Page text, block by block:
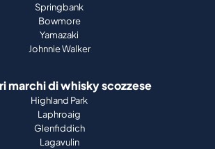
Springbank
Bowmore
Yamazaki
Johnnie Walker
marchi di whisky scozzese
Highland Park
Laphroaig
Glenfiddich
Lagavulin